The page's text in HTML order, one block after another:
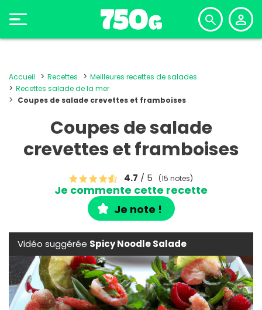
Accueil Recettes
Meilleures recettes de salades
Recettes salade de la mer
Coupes de salade crevettes et framboises
Coupes de salade
crevettes et framboises
4.7 / 5 (15 notes)
Je commente cette recette
Je note !
Vidéo suggérée Spicy Noodle Salade